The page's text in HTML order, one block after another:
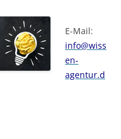
E-Mail:
info@wiss
en-
agentur.d